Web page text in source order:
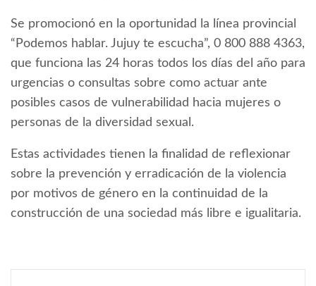
Se promocionó en la oportunidad la línea provincial
“Podemos hablar. Jujuy te escucha”, 0 800 888 4363,
que funciona las 24 horas todos los días del año para
urgencias o consultas sobre como actuar ante
posibles casos de vulnerabilidad hacia mujeres o
personas de la diversidad sexual.
Estas actividades tienen la finalidad de reflexionar
sobre la prevención y erradicación de la violencia
por motivos de género en la continuidad de la
construcción de una sociedad más libre e igualitaria.